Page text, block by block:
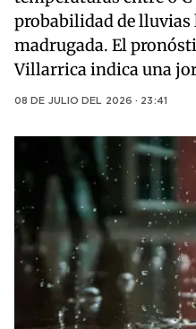
probabilidad de lluvias
madrugada. El
Villarrica indica una
08 DE JULIO DEL 2026 · 23:41